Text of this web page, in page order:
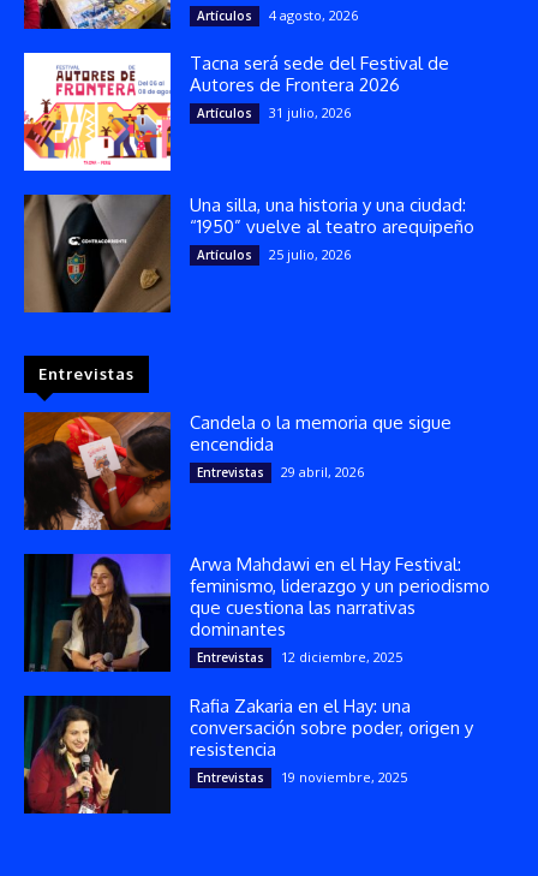
Artículos 4 agosto, 2026
Tacna será sede del Festival de
Autores de Frontera 2026
Artículos 31 julio, 2026
Una silla, una historia y una ciudad:
“1950” vuelve al teatro arequipeño
Artículos 25 julio, 2026
Entrevistas
Candela o la memoria que sigue
encendida
Entrevistas 29 abril, 2026
Arwa Mahdawi en el Hay Festival:
feminismo, liderazgo y un periodismo
que cuestiona las narrativas
dominantes
Entrevistas 12 diciembre, 2025
Rafia Zakaria en el Hay: una
conversación sobre poder, origen y
resistencia
Entrevistas 19 noviembre, 2025